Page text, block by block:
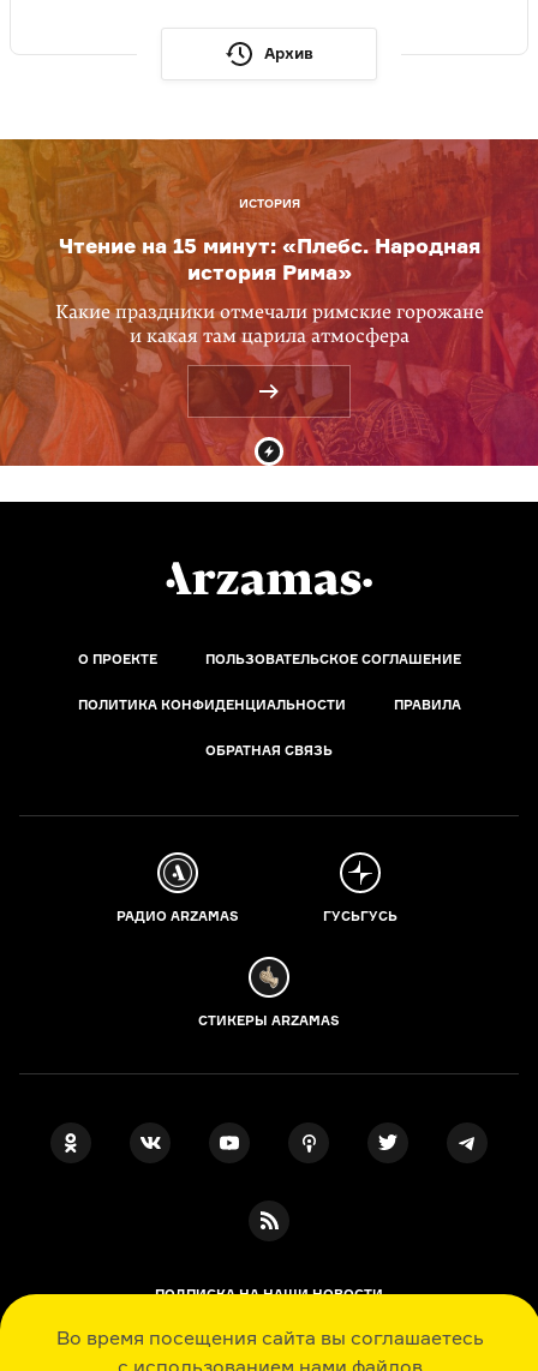
Во время посещения сайта вы соглашаетесь
с использованием нами файлов
Архив
ИСТОРИЯ
Чтение на 15 минут: «Плебс. Народная
история Рима»
Какие праздники отмечали римские горожане
и какая там царила атмосфера
О ПРОЕКТЕ ПОЛЬЗОВАТЕЛЬСКОЕ СОГЛАШЕНИЕ
ПОЛИТИКА КОНФИДЕНЦИАЛЬНОСТИ ПРАВИЛА
ОБРАТНАЯ СВЯЗЬ
РАДИО ARZAMAS ГУСЬГУСЬ
СТИКЕРЫ ARZAMAS
ПОДПИСКА НА НАШИ НОВОСТИ